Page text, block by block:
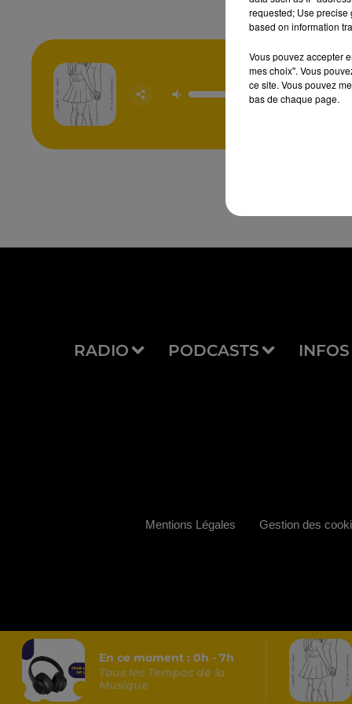
Carry
ALEX
RADIO PODCASTS INFOS
En ce moment : 0h - 7h
Tous les Tempos de la
Musique
Mentions Légales Gestion des
requested; Use precise
based on information
Vous pouvez accepter
mes choix". Vous
ce site. Vous pouvez
bas de chaque page.